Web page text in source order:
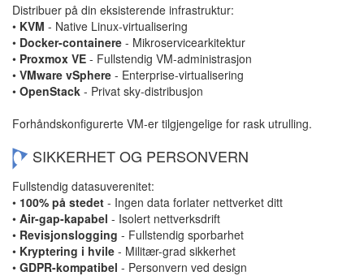
Distribuer på din eksisterende infrastruktur:
• KVM - Native Linux-virtualisering
• Docker-containere - Mikroservicearkitektur
• Proxmox VE - Fullstendig VM-administrasjon
• VMware vSphere - Enterprise-virtualisering
• OpenStack - Privat sky-distribusjon
Forhåndskonfigurerte VM-er tilgjengelige for rask utrulling.
SIKKERHET OG PERSONVERN
Fullstendig datasuverenitet:
• 100% på stedet - Ingen data forlater nettverket ditt
• Air-gap-kapabel - Isolert nettverksdrift
• Revisjonslogging - Fullstendig sporbarhet
• Kryptering i hvile - Militær-grad sikkerhet
• GDPR-kompatibel - Personvern ved design